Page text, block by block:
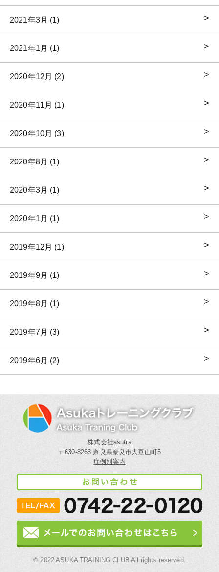
2021年3月 (1)
2021年1月 (1)
2020年12月 (2)
2020年11月 (1)
2020年10月 (3)
2020年8月 (1)
2020年3月 (1)
2020年1月 (1)
2019年12月 (1)
2019年9月 (1)
2019年8月 (1)
2019年7月 (3)
2019年6月 (2)
株式会社asutra
〒630-8268 奈良県奈良市大豆山町5
症例別案内
© 2022 ASUKA TRAINING CLUB All rights reserved.